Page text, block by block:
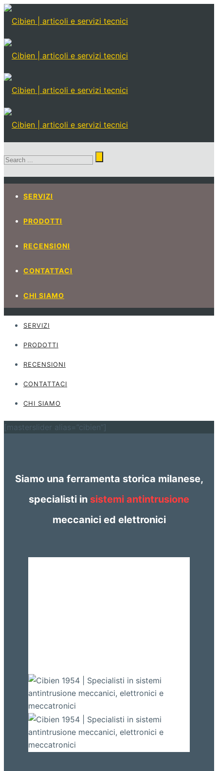
SERVIZI
PRODOTTI
RECENSIONI
CONTATTACI
CHI SIAMO
SERVIZI
PRODOTTI
RECENSIONI
CONTATTACI
CHI SIAMO
[masterslider alias=”cibien”]
Siamo una ferramenta storica milanese,
specialisti in sistemi antintrusione
meccanici ed elettronici